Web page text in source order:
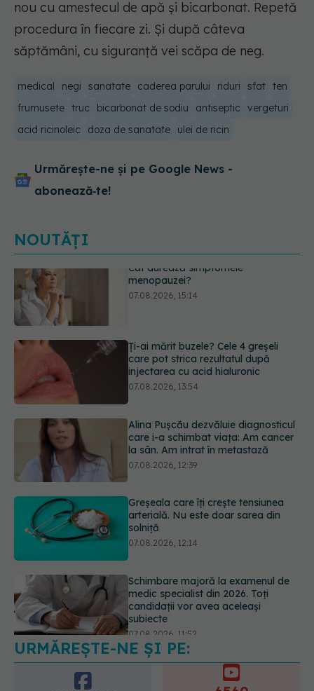
nou cu amestecul de apă și bicarbonat. Repetă
procedura în fiecare zi. Și după câteva
săptămâni, cu siguranță vei scăpa de neg.
medical negi sanatate caderea parului riduri sfat ten
frumusete truc bicarbonat de sodiu antiseptic
vergeturi
acid ricinoleic
doza de sanatate ulei de ricin
Urmărește-ne și pe Google News -
abonează‑te!
NOUTĂȚI
Ți-ai mărit buzele? Cele 4 greșeli
care pot strica rezultatul după
Alina Pușcău dezvăluie diagnosticul
care i-a schimbat viața: Am cancer
la sân. Am intrat în metastază
Greșeala care îți crește tensiunea
solniță
Schimbare majoră la examenul de
medic specialist din 2026. Toți
candidații vor avea aceleași
07.08.2026, 11:52
Cât durează simptomele
menopauzei?
07.08.2026, 15:14
URMĂREȘTE-NE ȘI PE:
URMĂRITORI